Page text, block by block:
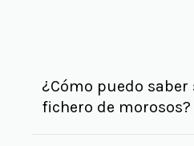
¿Cómo puedo
fichero de morosos?